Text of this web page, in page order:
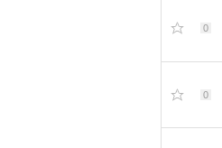
0
0